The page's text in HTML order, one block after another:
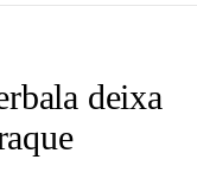
deixa